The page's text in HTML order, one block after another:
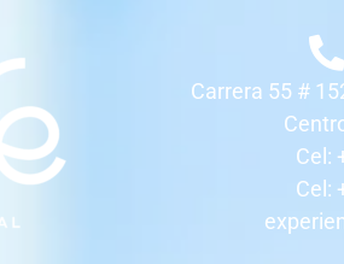
Carrera 55 #
Cel:
Cel: